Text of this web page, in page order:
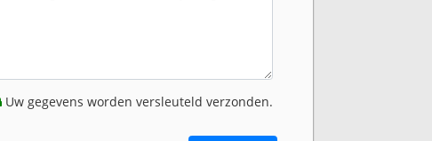
Uw gegevens worden versleuteld verzonden.